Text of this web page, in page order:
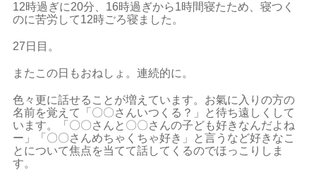
12時過ぎに20分、16時過ぎから1時間寝たため、寝つく
のに苦労して12時ごろ寝ました。
27日目。
またこの日もおねしょ。連続的に。
色々更に話せることが増えています。お氣に入りの方の
名前を覚えて「〇〇さんいつくる？」と待ち遠しくして
います。「〇〇さんと〇〇さんの子ども好きなんだよね
ー」「〇〇さんめちゃくちゃ好き」と言うなど好きなこ
とについて焦点を当てて話してくるのでほっこりしま
す。